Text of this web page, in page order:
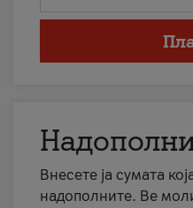
Внесете ја сумата
надополните. Ве